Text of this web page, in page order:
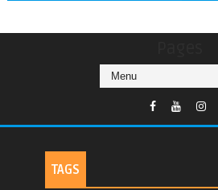
TAGS